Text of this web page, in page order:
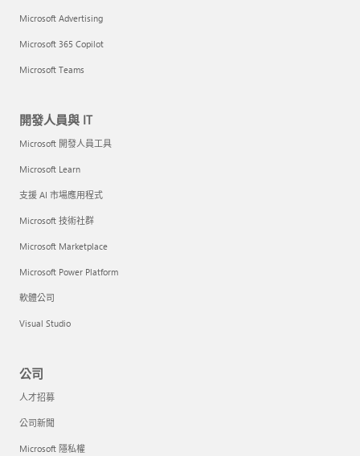
Microsoft Advertising
Microsoft 365 Copilot
Microsoft Teams
開發人員與 IT
Microsoft 開發人員工具
Microsoft Learn
支援 AI 市場應用程式
Microsoft 技術社群
Microsoft Marketplace
Microsoft Power Platform
軟體公司
Visual Studio
公司
人才招募
公司新聞
Microsoft 隱私權